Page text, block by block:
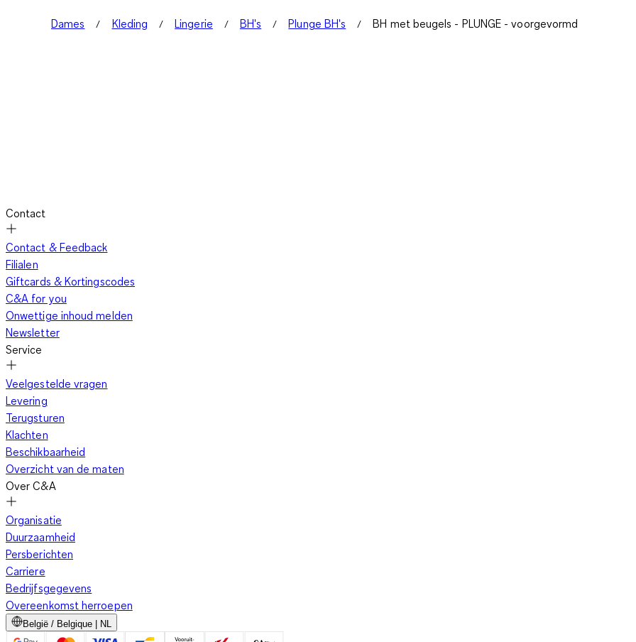
Dames Kleding Lingerie BH's Plunge BH's BH met beugels - PLUNGE - voorgevormd
Contact
Contact & Feedback
Filialen
Giftcards & Kortingscodes
C&A for you
Onwettige inhoud melden
Newsletter
Service
Veelgestelde vragen
Levering
Terugsturen
Klachten
Beschikbaarheid
Overzicht van de maten
Over C&A
Organisatie
Duurzaamheid
Persberichten
Carriere
Bedrijfsgegevens
Overeenkomst herroepen
België / Belgique | NL